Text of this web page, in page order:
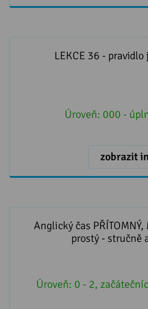
LEKCE 36 -
Úroveň: 000 -
zobrazit
stručně a
Anglický čas PŘÍTOMNÝ,
prostý - stručně
Úroveň: 0 - 2,